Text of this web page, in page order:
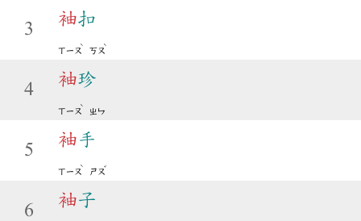
3
袖扣
ㄒㄧㄡ
ˋ
ㄎㄡ
ˋ
4
袖珍
ㄒㄧㄡ
ˋ
ㄓㄣ
5
袖手
ㄒㄧㄡ
ˋ
ㄕㄡ
ˇ
6
袖子